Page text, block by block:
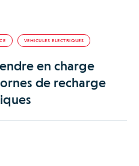
VEHICULES ELECTRIQUES
en charge
de recharge